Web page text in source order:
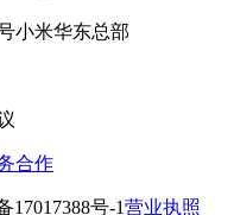
小米华东总部
合作
17017388号-1营业执照